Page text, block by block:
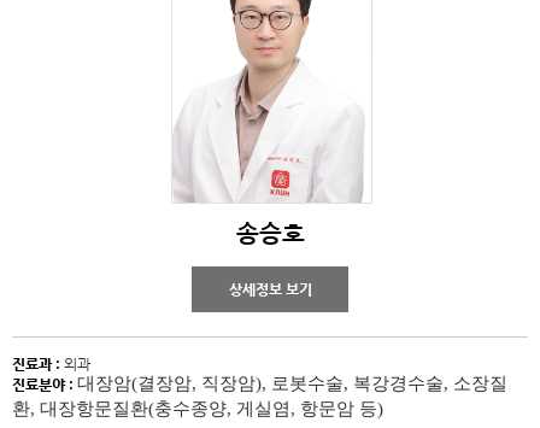
송승호
상세정보 보기
진료과 : 외과
진료분야 : 대장암(결장암, 직장암), 로봇수술, 복강경수술, 소장질
환, 대장항문질환(충수종양, 게실염, 항문암 등)